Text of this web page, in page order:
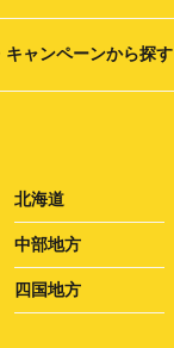
キャンペーンから探す
北海道
中部地方
四国地方